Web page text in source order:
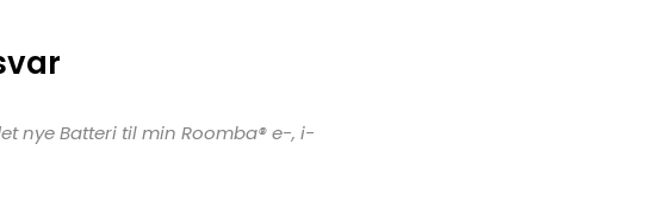
nye Batteri til min Roomba® e-, i-